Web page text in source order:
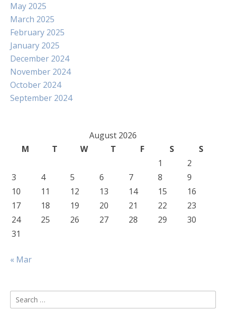
May 2025
March 2025
February 2025
January 2025
December 2024
November 2024
October 2024
September 2024
August 2026
M
T W T F S
S
1
2
3
4 5 6 7 8
9
10
11 12 13 14 15
16
17
18 19 20 21 22
23
24
25 26 27 28 29
30
31
« Mar
Search
for: